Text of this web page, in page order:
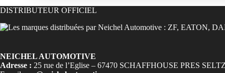
DISTRIBUTEUR OFFICIEL
NEICHEL AUTOMOTIVE
Adresse : 25 rue de l’Eglise – 67470 SCHAFFHOUSE PRES